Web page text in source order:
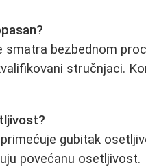
smatra bezbednom
stručnjaci.
gubitak
povećanu osetljivost.